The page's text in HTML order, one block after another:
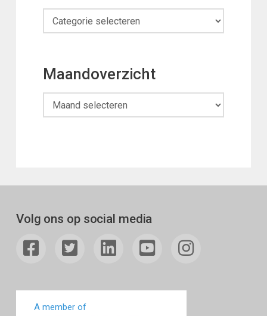
Categorieën
Maandoverzicht
Maandoverzicht
Volg ons op social media
A member of